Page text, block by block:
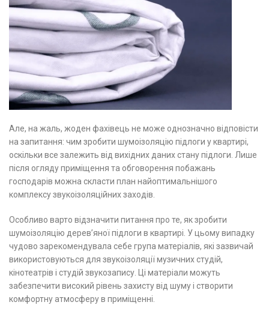
Але, на жаль, жоден фахівець не може однозначно відповісти
на запитання: чим зробити шумоізоляцію підлоги у квартирі,
оскільки все залежить від вихідних даних стану підлоги. Лише
після огляду приміщення та обговорення побажань
господарів можна скласти план найоптимальнішого
комплексу звукоізоляційних заходів.
Особливо варто відзначити питання про те, як зробити
шумоізоляцію дерев’яної підлоги в квартирі. У цьому випадку
чудово зарекомендувала себе група матеріалів, які зазвичай
використовуються для звукоізоляції музичних студій,
кінотеатрів і студій звукозапису. Ці матеріали можуть
забезпечити високий рівень захисту від шуму і створити
комфортну атмосферу в приміщенні.